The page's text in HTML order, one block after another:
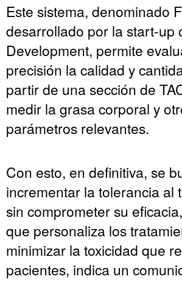
Este sistema, denominado
desarrollado por la start-up
Development, permite
precisión la calidad y
partir de una sección de
medir la grasa corporal y
parámetros relevantes.
Con esto, en definitiva, se
incrementar la tolerancia al
sin comprometer su
que personaliza los
minimizar la toxicidad que
pacientes, indica un